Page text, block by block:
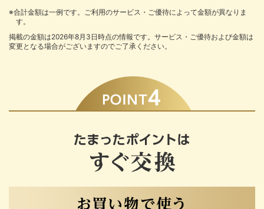
※合計金額は一例です。ご利用のサービス・ご優待によって金額が異なりま
す。
掲載の金額は2026年8月3日時点の情報です。サービス・ご優待および金額は
変更となる場合がございますのでご了承ください。